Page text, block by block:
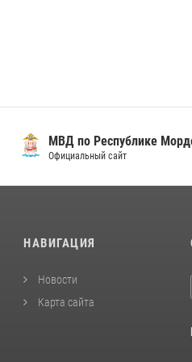
МВД по Республике
Официальный сайт
НАВИГАЦИЯ
Новости
Карта сайта